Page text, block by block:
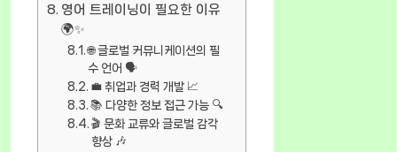
영어 트레이닝이 필요한 이유
🌍✨
🌐 글로벌 커뮤니케이션의 필
수 언어 🗣️
💼 취업과 경력 개발 📈
📚 다양한 정보 접근 가능 🔍
🎬 문화 교류와 글로벌 감각
향상 🎶